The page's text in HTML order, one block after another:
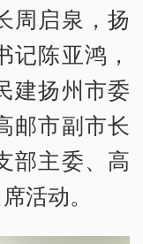
周启泉，扬
陈亚鸿，
建扬州市委
邮市副市长
部主委、高
活动。